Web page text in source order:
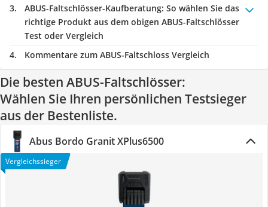
ABUS-Faltschlösser-Kaufberatung: So wählen Sie das
richtige Produkt aus dem obigen ABUS-Faltschlösser
Test oder Vergleich
Kommentare zum ABUS-Faltschloss Vergleich
Die besten ABUS-Faltschlösser:
Wählen Sie Ihren persönlichen Testsieger
aus der Bestenliste.
Abus Bordo Granit XPlus6500
Vergleichssieger